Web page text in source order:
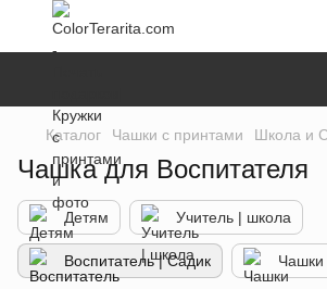
Каталог Чашки с принтами Школа и
Чашка для Воспитателя
Детям Учитель | школа
Воспитатель | Cадик Чашки